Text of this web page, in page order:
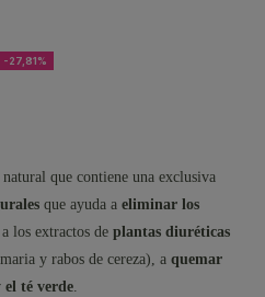
-27,81%
que contiene una exclusiva
que ayuda a eliminar los
los extractos de plantas diuréticas
y rabos de cereza), a quemar
té verde.